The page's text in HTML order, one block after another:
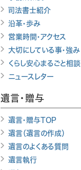
司法書士紹介
沿革・歩み
営業時間・アクセス
大切にしている事・強み
くらし安心まるごと相談
ニュースレター
遺言・贈与
遺言・贈与TOP
遺言（遺言の作成）
遺言のよくある質問
遺言執行